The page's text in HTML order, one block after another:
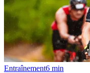
Entraînement6 min